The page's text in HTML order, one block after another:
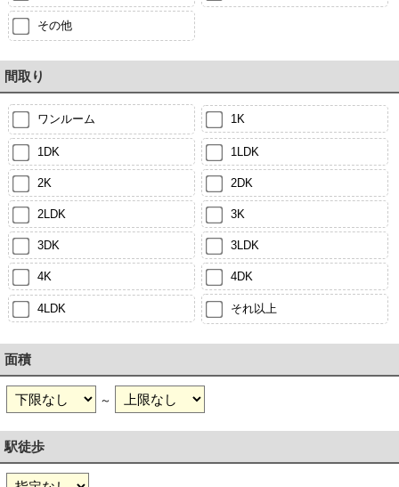
その他
間取り
ワンルーム 1K
1DK 1LDK
2K 2DK
2LDK 3K
3DK 3LDK
4K 4DK
4LDK それ以上
面積
～
駅徒歩